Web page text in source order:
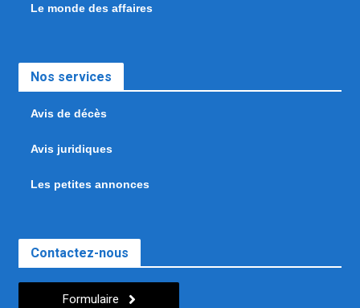
Le monde des affaires
Nos services
Avis de décès
Avis juridiques
Les petites annonces
Contactez-nous
Formulaire